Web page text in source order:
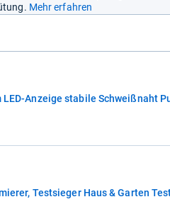
Mehr erfahren
Anzeige stabile Schweißnaht
Testsieger Haus & Garten